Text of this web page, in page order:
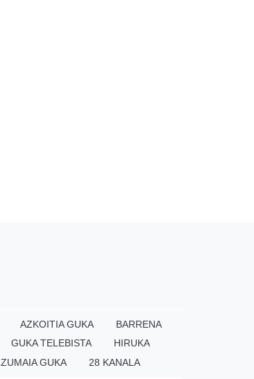
AZKOITIA GUKA
BARRENA
GUKA TELEBISTA
HIRUKA
ZUMAIA GUKA 28 KANALA